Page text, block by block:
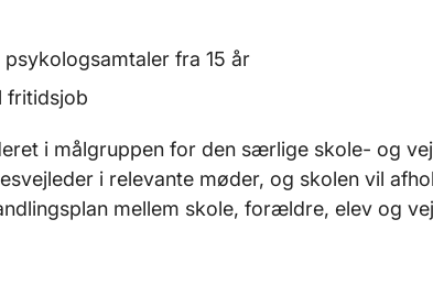
psykologsamtaler fra 15 år
fritidsjob
i målgruppen for den særlige skole- og
i relevante møder, og skolen vil
mellem skole, forældre, elev og